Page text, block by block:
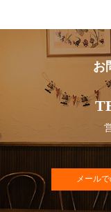
お
メール